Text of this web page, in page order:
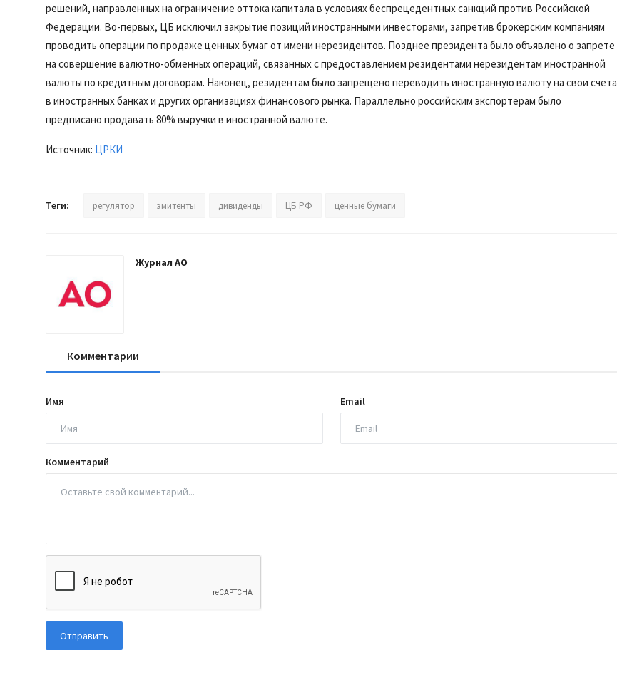
решений, направленных на ограничение оттока капитала в условиях беспрецедентных санкций против Российской
Федерации. Во-первых, ЦБ исключил закрытие позиций иностранными инвесторами, запретив брокерским компаниям
проводить операции по продаже ценных бумаг от имени нерезидентов. Позднее президента было объявлено о запрете
на совершение валютно-обменных операций, связанных с предоставлением резидентами нерезидентам иностранной
валюты по кредитным договорам. Наконец, резидентам было запрещено переводить иностранную валюту на свои счета
в иностранных банках и других организациях финансового рынка. Параллельно российским экспортерам было
предписано продавать 80% выручки в иностранной валюте.
Источник: ЦРКИ
Теги: регулятор эмитенты дивиденды ЦБ РФ ценные бумаги
Журнал АО
Комментарии
Имя Email
Комментарий
Отправить